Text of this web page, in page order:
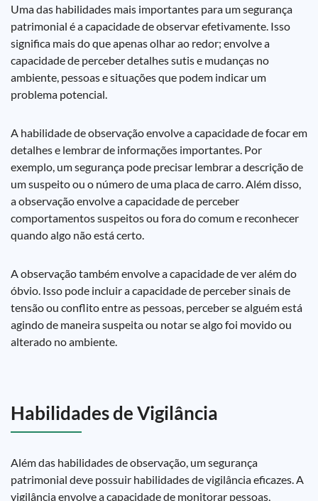
Uma das habilidades mais importantes para um segurança
patrimonial é a capacidade de observar efetivamente. Isso
significa mais do que apenas olhar ao redor; envolve a
capacidade de perceber detalhes sutis e mudanças no
ambiente, pessoas e situações que podem indicar um
problema potencial.
A habilidade de observação envolve a capacidade de focar em
detalhes e lembrar de informações importantes. Por
exemplo, um segurança pode precisar lembrar a descrição de
um suspeito ou o número de uma placa de carro. Além disso,
a observação envolve a capacidade de perceber
comportamentos suspeitos ou fora do comum e reconhecer
quando algo não está certo.
A observação também envolve a capacidade de ver além do
óbvio. Isso pode incluir a capacidade de perceber sinais de
tensão ou conflito entre as pessoas, perceber se alguém está
agindo de maneira suspeita ou notar se algo foi movido ou
alterado no ambiente.
Habilidades de Vigilância
Além das habilidades de observação, um segurança
patrimonial deve possuir habilidades de vigilância eficazes. A
vigilância envolve a capacidade de monitorar pessoas,